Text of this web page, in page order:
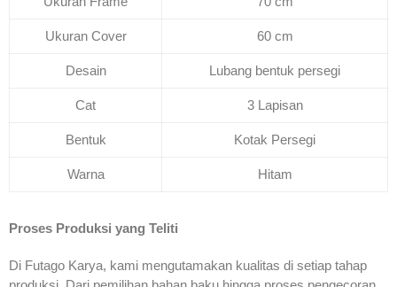
Ukuran Cover 60 cm
Desain Lubang bentuk persegi
Cat 3 Lapisan
Bentuk Kotak Persegi
Warna Hitam
Proses Produksi yang Teliti
Di Futago Karya, kami mengutamakan kualitas di setiap tahap